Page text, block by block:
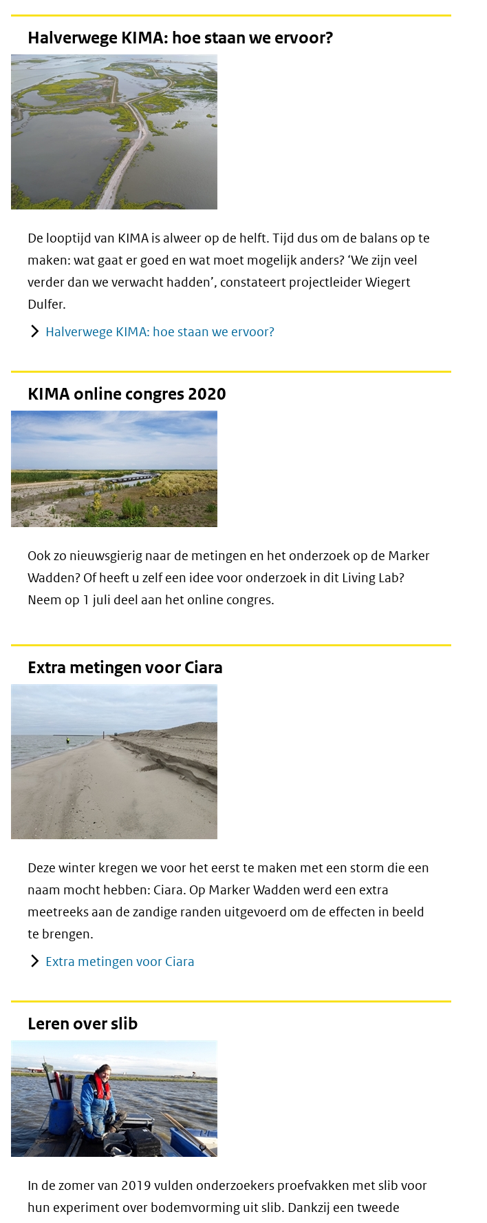
Halverwege KIMA: hoe staan we ervoor?
De looptijd van KIMA is alweer op de helft. Tijd dus om de balans op te
maken: wat gaat er goed en wat moet mogelijk anders? ‘We zijn veel
verder dan we verwacht hadden’, constateert projectleider Wiegert
Dulfer.
Halverwege KIMA: hoe staan we ervoor?
KIMA online congres 2020
Ook zo nieuwsgierig naar de metingen en het onderzoek op de Marker
Wadden? Of heeft u zelf een idee voor onderzoek in dit Living Lab?
Neem op 1 juli deel aan het online congres.
Extra metingen voor Ciara
Deze winter kregen we voor het eerst te maken met een storm die een
naam mocht hebben: Ciara. Op Marker Wadden werd een extra
meetreeks aan de zandige randen uitgevoerd om de effecten in beeld
te brengen.
Extra metingen voor Ciara
Leren over slib
In de zomer van 2019 vulden onderzoekers proefvakken met slib voor
hun experiment over bodemvorming uit slib. Dankzij een tweede